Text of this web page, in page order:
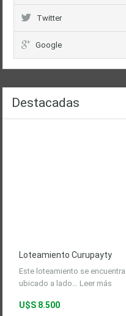
Twitter
Google
Destacadas
Loteamiento Curupayty
Este loteamiento se encuentra
ubicado a lado… Leer más
U$S 8.500